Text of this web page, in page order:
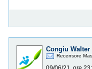
Congiu Walter
Recensore